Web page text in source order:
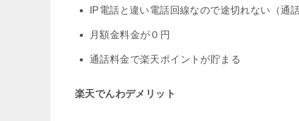
IP電話と違い電話回線なので途切れない（通
月額金料金が０円
通話料金で楽天ポイントが貯まる
楽天でんわデメリット